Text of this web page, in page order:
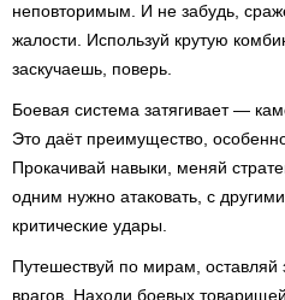
неповторимым. И не забудь,
жалости. Используй крутую
заскучаешь, поверь.
Боевая система затягивает —
Это даёт преимущество,
Прокачивай навыки, меняй
одним нужно атаковать, с
критические удары.
Путешествуй по мирам,
врагов. Находи боевых